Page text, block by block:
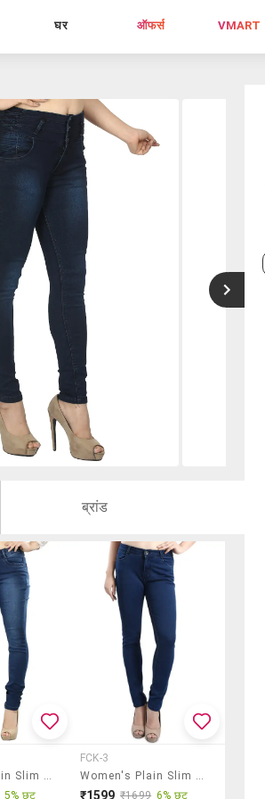
घर ऑफर्स VMART
ब्रांड
Women's Plain Slim Fit Jeans
5% छूट
FCK-3
Women's Plain Slim Fit Jeans
₹1599 ₹1699 6% छूट